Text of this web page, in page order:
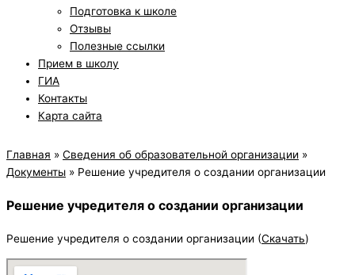
Подготовка к школе
Отзывы
Полезные ссылки
Прием в школу
ГИА
Контакты
Карта сайта
Главная » Сведения об образовательной организации »
Документы » Решение учредителя о создании организации
Решение учредителя о создании организации
Решение учредителя о создании организации (Скачать)